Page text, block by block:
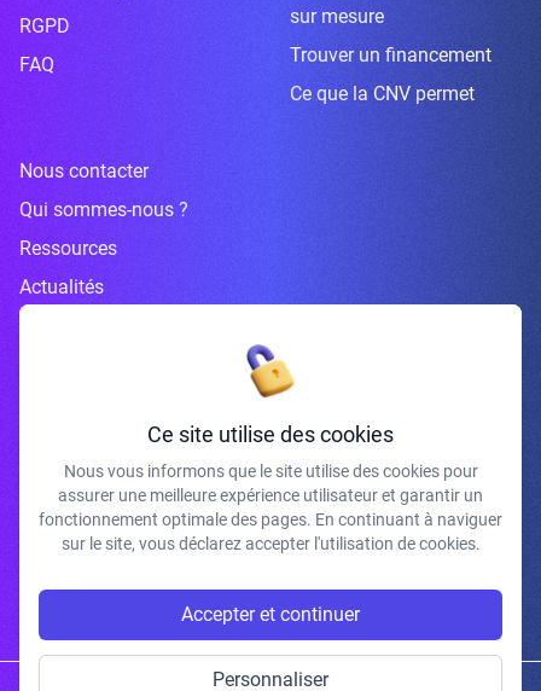
RGPD
FAQ
sur mesure
Trouver un financement
Ce que la CNV permet
Nous contacter
Qui sommes-nous ?
Ressources
Actualités
Inscrivez-vous à la newsletter
J'accepte de recevoir vos e-mails et confirme avoir pris connaissance de
votre politique de confidentialité et mentions légales.
Ce site utilise des cookies
Nous vous informons que le site utilise des cookies pour
assurer une meilleure expérience utilisateur et garantir un
fonctionnement optimale des pages. En continuant à naviguer
sur le site, vous déclarez accepter l'utilisation de cookies.
Accepter et continuer
Personnaliser